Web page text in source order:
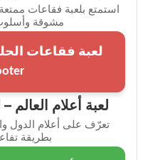
استمتع بلعبة فقاعات
مشوقة
لعبة أعلام العالم
تعرّف على أعلام الدول
بطريقة